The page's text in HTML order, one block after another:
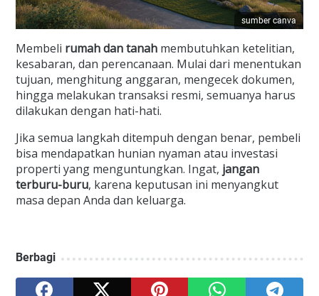
sumber canva
Membeli rumah dan tanah membutuhkan ketelitian,
kesabaran, dan perencanaan. Mulai dari menentukan
tujuan, menghitung anggaran, mengecek dokumen,
hingga melakukan transaksi resmi, semuanya harus
dilakukan dengan hati-hati.
Jika semua langkah ditempuh dengan benar, pembeli
bisa mendapatkan hunian nyaman atau investasi
properti yang menguntungkan. Ingat, jangan
terburu-buru, karena keputusan ini menyangkut
masa depan Anda dan keluarga.
Berbagi